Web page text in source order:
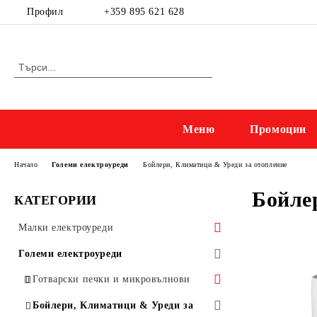
Профил +359 895 621 628
Меню Промоции
КАТЕГОРИИ
Малки електроуреди
Приготвяне на напитки
Електрически кани
Приготвяне на кафе
Kухненски уреди
Миксери, мелачки & кухненски
Прахосмукачки и ютии
Големи електроуреди
Готварски печки и микровълнови
Готварски печки
Бойлери, Климатици & Уреди за
Начало Големи електроуреди Бойлери, Климатици & Уреди за отопление